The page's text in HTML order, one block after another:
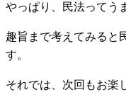
やっぱり、民法ってう
趣旨まで考えてみると
す。
それでは、次回もお楽